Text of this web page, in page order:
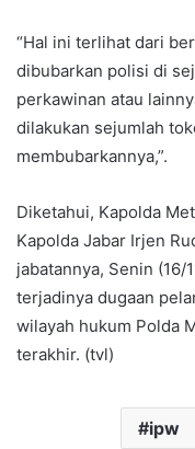
“Hal ini terlihat dari
dibubarkan polisi di
perkawinan atau
dilakukan sejumlah
membubarkannya,”.
Diketahui, Kapolda
Kapolda Jabar Irjen
jabatannya, Senin
terjadinya dugaan
wilayah hukum Polda
terakhir. (tvl)
ipw